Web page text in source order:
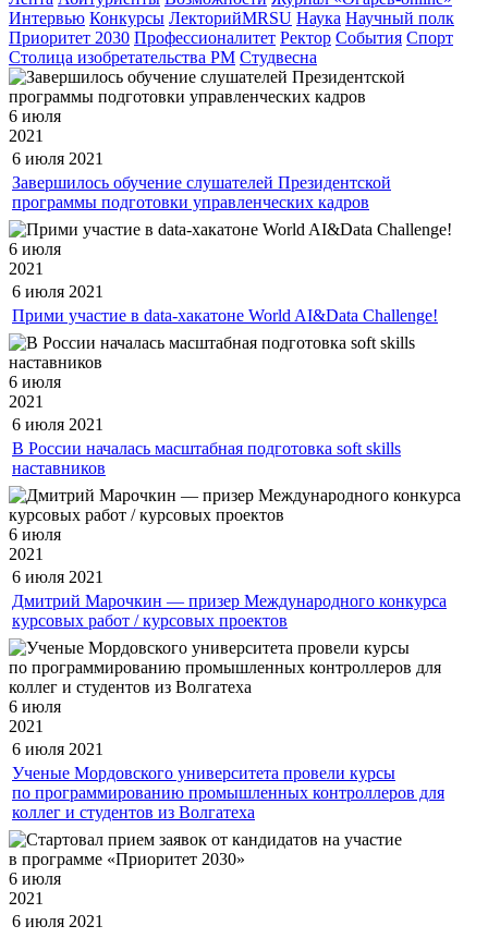
Интервью Конкурсы ЛекторийMRSU Наука Научный полк
Приоритет 2030 Профессионалитет Ректор События Спорт
Столица изобретательства РМ Студвесна
6 июля
2021
6 июля 2021
Завершилось обучение слушателей Президентской
программы подготовки управленческих кадров
6 июля
2021
6 июля 2021
Прими участие в data-хакатоне World AI&Data Challenge!
6 июля
2021
6 июля 2021
В России началась масштабная подготовка soft skills
наставников
6 июля
2021
6 июля 2021
Дмитрий Марочкин — призер Международного конкурса
курсовых работ / курсовых проектов
6 июля
2021
6 июля 2021
Ученые Мордовского университета провели курсы
по программированию промышленных контроллеров для
коллег и студентов из Волгатеха
6 июля
2021
6 июля 2021